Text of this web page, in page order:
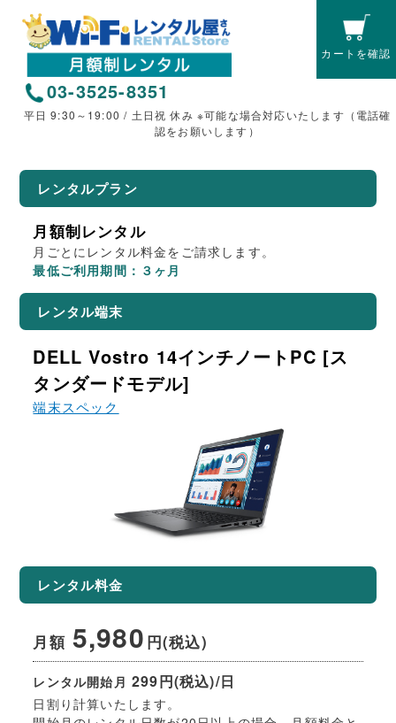
03-3525-8351
平日 9:30～19:00 / 土日祝 休み ※可能な場合対応いたします（電話確
認をお願いします）
カートを確認
レンタルプラン
月額制レンタル
月ごとにレンタル料金をご請求します。
最低ご利用期間：３ヶ月
レンタル端末
DELL Vostro 14インチノートPC [ス
タンダードモデル]
端末スペック
レンタル料金
月額 5,980 円(税込)
レンタル開始月299円(税込)/日
日割り計算いたします。